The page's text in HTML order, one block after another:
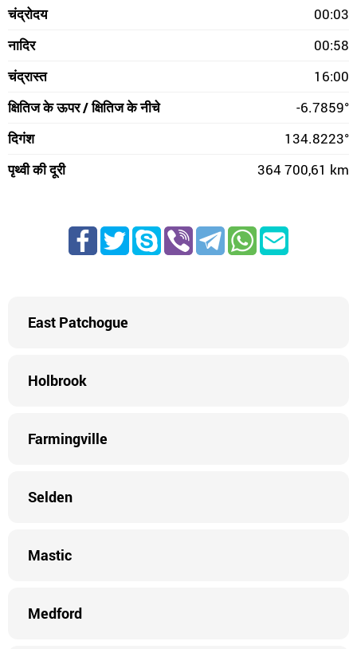
चंद्रोदय
00:03
नादिर
00:58
चंद्रास्त
16:00
क्षितिज के ऊपर / क्षितिज के नीचे
-6.7859°
दिगंश
134.8223°
पृथ्वी की दूरी
364 700,61 km
East Patchogue
Holbrook
Farmingville
Selden
Mastic
Medford